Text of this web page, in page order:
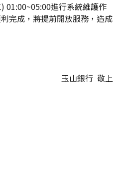
01:00~05:00進行系統維護作
完成，將提前開放服務，造成
玉山銀行 敬上